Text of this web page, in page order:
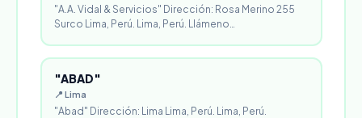
"A.A. Vidal & Servicios" Dirección: Rosa Merino 255
Surco Lima, Perú. Lima, Perú. Llámeno…
"ABAD"
📍 Lima
"Abad" Dirección: Lima Lima, Perú. Lima, Perú.